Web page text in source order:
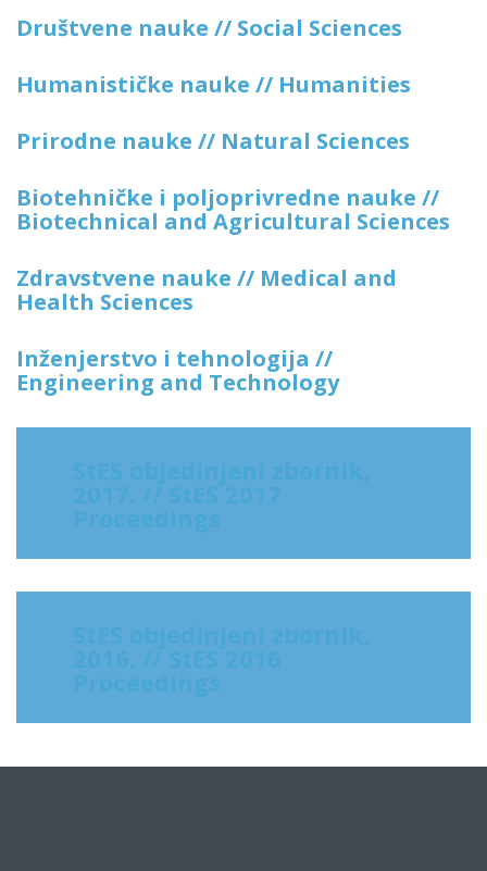
Društvene nauke // Social Sciences
Humanističke nauke // Humanities
Prirodne nauke // Natural Sciences
Biotehničke i poljoprivredne nauke //
Biotechnical and Agricultural Sciences
Zdravstvene nauke // Medical and
Health Sciences
Inženjerstvo i tehnologija //
Engineering and Technology